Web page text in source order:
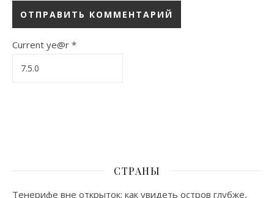
Current ye@r *
СТРАНЫ
Тенерифе вне открыток: как увидеть остров глубже,